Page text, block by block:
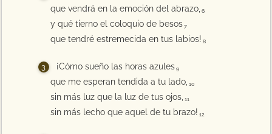
que vendrá en la emoción del abrazo, 6
y qué tierno el coloquio de besos 7
que tendré estremecida en tus labios! 8
¡Cómo sueño las horas azules 9
que me esperan tendida a tu lado, 10
sin más luz que la luz de tus ojos, 11
sin más lecho que aquel de tu brazo! 12